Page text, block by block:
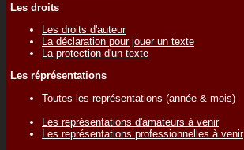
Les droits
Les droits d'auteur
La déclaration pour jouer un texte
La protection d'un texte
Les réprésentations
Toutes les représentations (année & mois)
Les représentations d'amateurs à venir
Les représentations professionnelles à venir